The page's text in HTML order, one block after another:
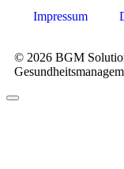
Impressum
© 2026 BGM